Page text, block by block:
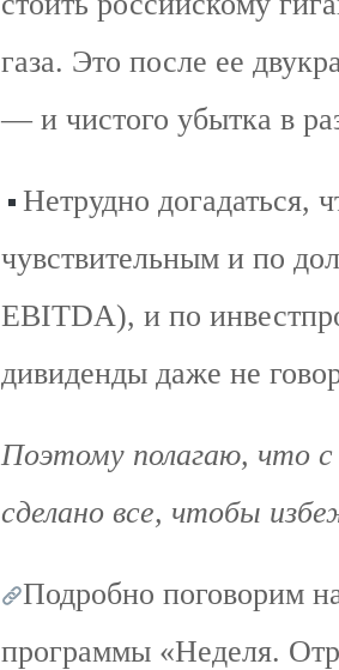
газа. Это после ее
— и чистого убытка в
Нетрудно догадаться,
чувствительным и по
EBITDA), и по
дивиденды даже не
Поэтому полагаю, что
сделано все, чтобы
Подробно поговорим
программы «Неделя.